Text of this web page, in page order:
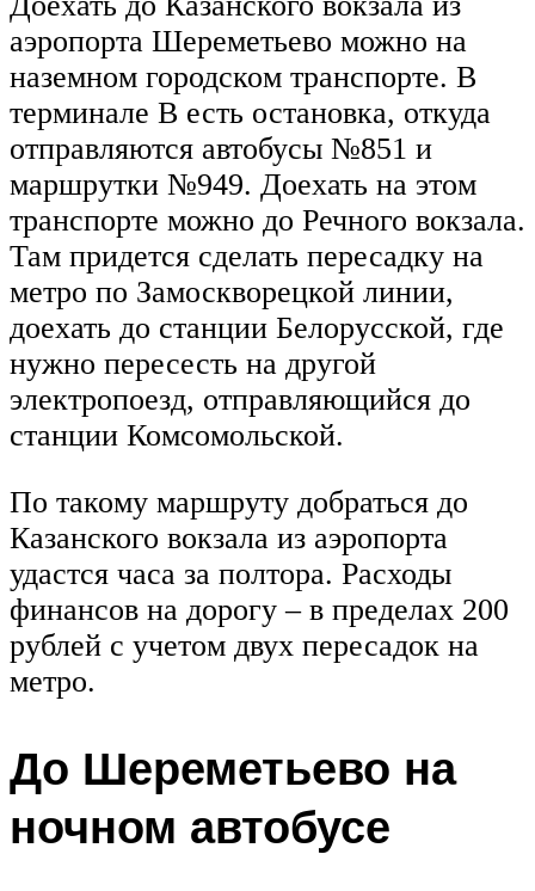
аэропорта Шереметьево можно на
наземном городском транспорте. В
терминале В есть остановка, откуда
отправляются автобусы №851 и
маршрутки №949. Доехать на этом
транспорте можно до Речного вокзала.
Там придется сделать пересадку на
метро по Замоскворецкой линии,
доехать до станции Белорусской, где
нужно пересесть на другой
электропоезд, отправляющийся до
станции Комсомольской.
По такому маршруту добраться до
Казанского вокзала из аэропорта
удастся часа за полтора. Расходы
финансов на дорогу – в пределах 200
рублей с учетом двух пересадок на
метро.
До Шереметьево на
ночном автобусе